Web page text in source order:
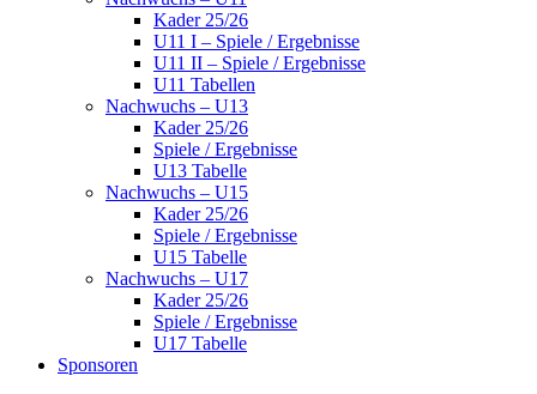
Kader 25/26
U11 I – Spiele / Ergebnisse
U11 II – Spiele / Ergebnisse
U11 Tabellen
Nachwuchs – U13
Kader 25/26
Spiele / Ergebnisse
U13 Tabelle
Nachwuchs – U15
Kader 25/26
Spiele / Ergebnisse
U15 Tabelle
Nachwuchs – U17
Kader 25/26
Spiele / Ergebnisse
U17 Tabelle
Sponsoren